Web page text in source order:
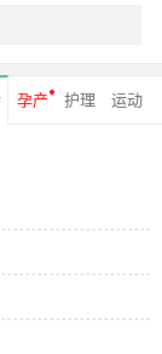
孕产 护理 运动